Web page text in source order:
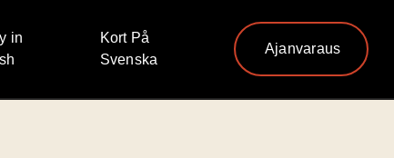
in
Kort På
Svenska
Ajanvaraus